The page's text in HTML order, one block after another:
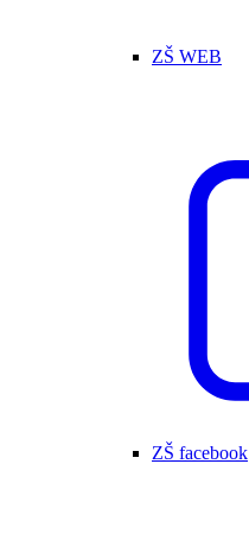
ZŠ WEB
ZŠ facebook